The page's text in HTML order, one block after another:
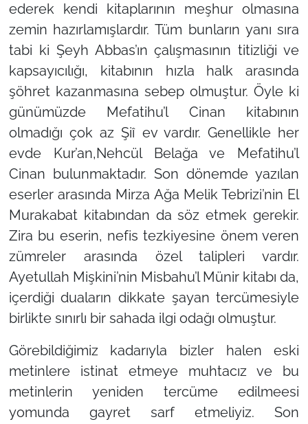
ederek kendi kitaplarının meşhur olmasına
zemin hazırlamışlardır. Tüm bunların yanı sıra
tabi ki Şeyh Abbas’ın çalışmasının titizliği ve
kapsayıcılığı, kitabının hızla halk arasında
şöhret kazanmasına sebep olmuştur. Öyle ki
günümüzde Mefatihu’l Cinan kitabının
olmadığı çok az Şiî ev vardır. Genellikle her
evde Kur’an,Nehcül Belağa ve Mefatihu’l
Cinan bulunmaktadır. Son dönemde yazılan
eserler arasında Mirza Ağa Melik Tebrizi’nin El
Murakabat kitabından da söz etmek gerekir.
Zira bu eserin, nefis tezkiyesine önem veren
zümreler arasında özel talipleri vardır.
Ayetullah Mişkini’nin Misbahu’l Münir kitabı da,
içerdiği duaların dikkate şayan tercümesiyle
birlikte sınırlı bir sahada ilgi odağı olmuştur.
Görebildiğimiz kadarıyla bizler halen eski
metinlere istinat etmeye muhtacız ve bu
metinlerin yeniden tercüme edilmeesi
yomunda gayret sarf etmeliyiz. Son